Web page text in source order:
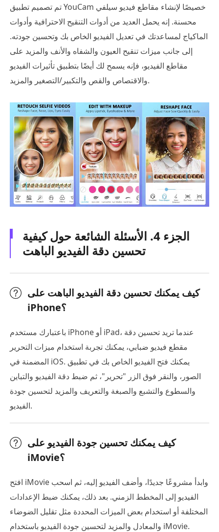
تم تصميم تطبيق YouCam خصيصًا لإنشاء مقاطع فيديو سيلفي
محسنة. إنه يحمل العديد من أدوات التنقيح الاحترافية وأدوات
الماكياج لمساعدتك في تعديل الفيديو الخاص بك وتحسين جودته.
إلى جانب ميزات تنقيح العيون والشفاه والأنف والمزيد على
مقاطع الفيديو، فإنه يسمح لك أيضًا بتطبيق تأثيرات الفيديو
والاقتصاص والقص والتكبير/التصغير والمزيد.
الجزء 4. الأسئلة الشائعة حول كيفية
تحسين دقة الفيديو الباهت
كيف يمكنك تحسين دقة الفيديو الباهت على
iPhone؟
باعتبارك مستخدم iPhone أو iPad، عندما تريد تحسين دقة
مقطع فيديو ضبابي، يمكنك تجربة استخدام ميزات التحرير
المضمنة في iOS. يمكنك فتح الفيديو الخاص بك في تطبيق
الصور، والنقر فوق الزر "تحرير"، ثم ضبط دقة الفيديو والتباين
والسطوع والتشبع والصبغة والتعريف والمزيد لتحسين جودة
الفيديو.
كيف يمكنك تحسين جودة الفيديو على
iMovie؟
افتح iMovie وابدأ مشروعًا جديدًا، وأضف الفيديو إليه، ثم اسحب
الفيديو إلى المخطط الزمني. بعد ذلك، يمكنك ضبط الإعدادات
المختلفة أو استخدام بعض الميزات المحددة مثل تقليل الضوضاء
والمعادل والمزيد لتحسين جودة الفيديو باستخدام iMovie.